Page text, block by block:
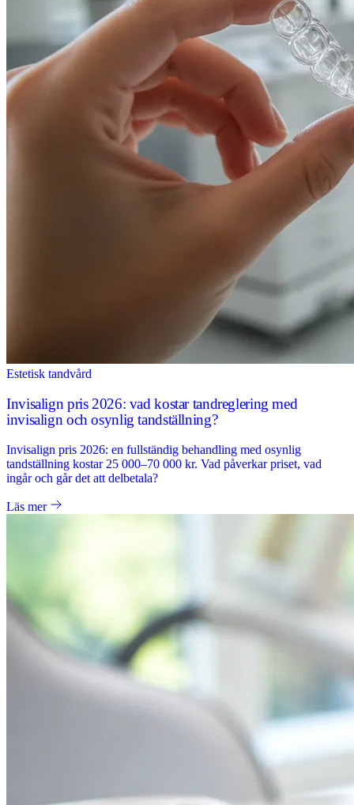
Estetisk tandvård
Invisalign pris 2026: vad kostar tandreglering med
invisalign och osynlig tandställning?
Invisalign pris 2026: en fullständig behandling med osynlig
tandställning kostar 25 000–70 000 kr. Vad påverkar priset, vad
ingår och går det att delbetala?
Läs mer